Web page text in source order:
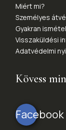
Miért mi?
Személyes
Gyakran
Visszaküldési
Adatvédelmi
Kövess
Facebook